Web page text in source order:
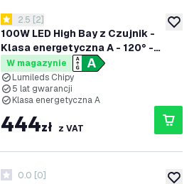
100W LED High Bay z Czujnik -
Klasa energetyczna A - 120° -
192lm/W - 6000K - IP65 -
Możliwość przyciemniania
otwórz panel recenzji
2.5 Gwiazdki oceny
2.5 [2]
W magazynie
Lumileds Chipy
5 lat gwarancji
Klasa energetyczna A
444zł z VAT
0 Gwiazdki oceny
0.0 [0]